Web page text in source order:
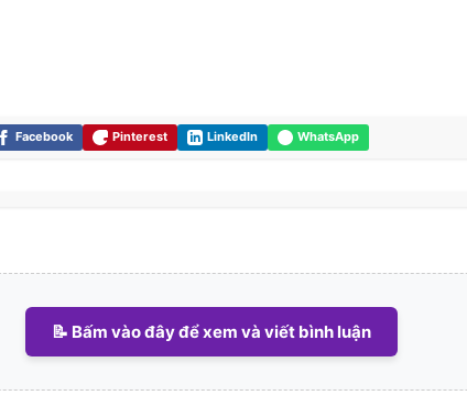
Facebook Pinterest LinkedIn WhatsApp
📝 Bấm vào đây để xem và viết bình luận